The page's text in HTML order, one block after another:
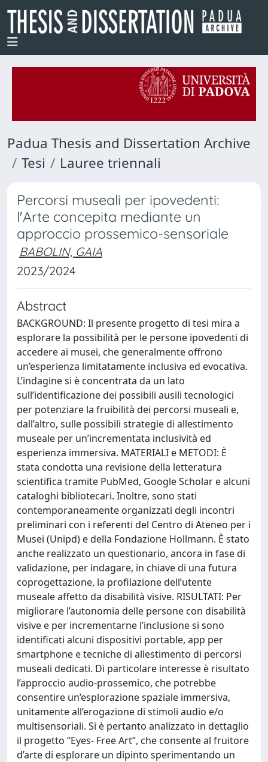
Padua Thesis and Dissertation Archive
Tesi
Lauree triennali
Percorsi museali per ipovedenti:
l'Arte concepita mediante un
approccio prossemico-sensoriale
BABOLIN, GAIA
2023/2024
Abstract
BACKGROUND: Il presente progetto di tesi mira a
esplorare la possibilità per le persone ipovedenti di
accedere ai musei, che generalmente offrono
un’esperienza limitatamente inclusiva ed evocativa.
L’indagine si è concentrata da un lato
sull’identificazione dei possibili ausili tecnologici
per potenziare la fruibilità dei percorsi museali e,
dall’altro, sulle possibili strategie di allestimento
museale per un’incrementata inclusività ed
esperienza immersiva. MATERIALI e METODI: È
stata condotta una revisione della letteratura
scientifica tramite PubMed, Google Scholar e alcuni
cataloghi bibliotecari. Inoltre, sono stati
contemporaneamente organizzati degli incontri
preliminari con i referenti del Centro di Ateneo per i
Musei (Unipd) e della Fondazione Hollmann. È stato
anche realizzato un questionario, ancora in fase di
validazione, per indagare, in chiave di una futura
coprogettazione, la profilazione dell’utente
museale affetto da disabilità visive. RISULTATI: Per
migliorare l’autonomia delle persone con disabilità
visive e per incrementarne l’inclusione si sono
identificati alcuni dispositivi portable, app per
smartphone e tecniche di allestimento di percorsi
museali dedicati. Di particolare interesse è risultato
l’approccio audio-prossemico, che potrebbe
consentire un’esplorazione spaziale immersiva,
unitamente all’erogazione di stimoli audio e/o
multisensoriali. Si è pertanto analizzato in dettaglio
il progetto “Eyes- Free Art”, che consente al fruitore
d’arte di esplorare un dipinto sperimentando un